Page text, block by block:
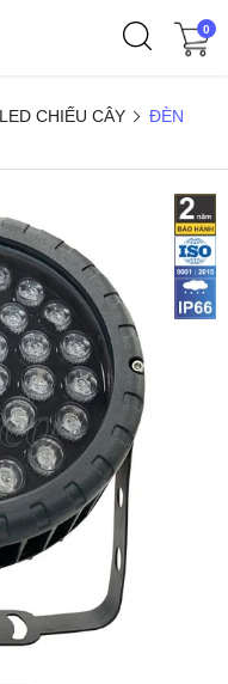
0
CHIẾU CÂY
ĐÈN